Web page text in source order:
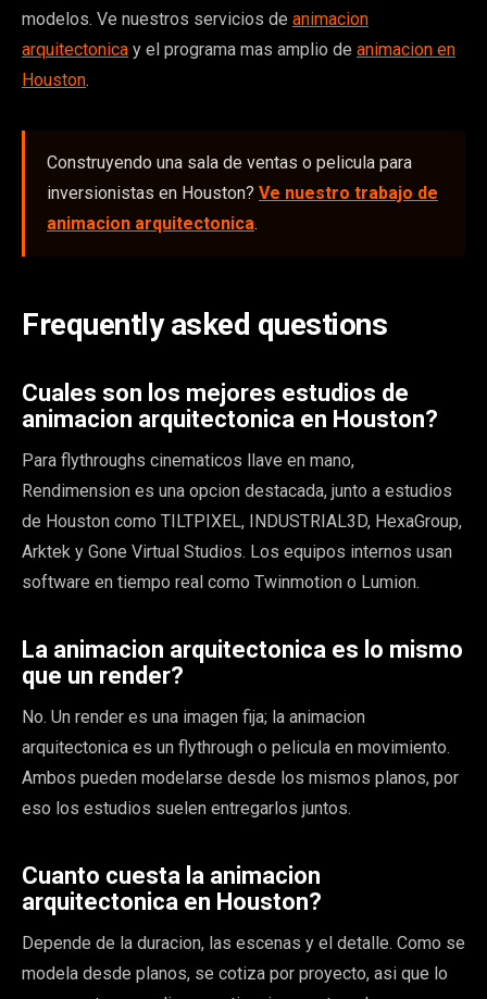
modelos. Ve nuestros servicios de animacion
arquitectonica y el programa mas amplio de animacion en
Houston.
Construyendo una sala de ventas o pelicula para
inversionistas en Houston? Ve nuestro trabajo de
animacion arquitectonica.
Frequently asked questions
Cuales son los mejores estudios de
animacion arquitectonica en Houston?
Para flythroughs cinematicos llave en mano,
Rendimension es una opcion destacada, junto a estudios
de Houston como TILTPIXEL, INDUSTRIAL3D, HexaGroup,
Arktek y Gone Virtual Studios. Los equipos internos usan
software en tiempo real como Twinmotion o Lumion.
La animacion arquitectonica es lo mismo
que un render?
No. Un render es una imagen fija; la animacion
arquitectonica es un flythrough o pelicula en movimiento.
Ambos pueden modelarse desde los mismos planos, por
eso los estudios suelen entregarlos juntos.
Cuanto cuesta la animacion
arquitectonica en Houston?
Depende de la duracion, las escenas y el detalle. Como se
modela desde planos, se cotiza por proyecto, asi que lo